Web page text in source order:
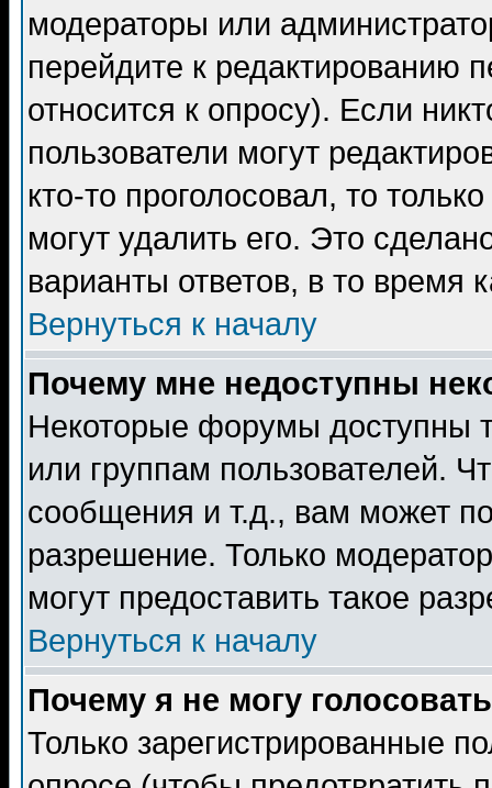
модераторы или
перейдите к редактированию
относится к опросу). Если
пользователи могут
кто-то проголосовал, то
могут удалить его. Это
варианты ответов, в то время
Вернуться к началу
Почему мне недоступны
Некоторые форумы доступны
или группам пользователей.
сообщения и т.д., вам может
разрешение. Только
могут предоставить такое
Вернуться к началу
Почему я не могу
Только зарегистрированные